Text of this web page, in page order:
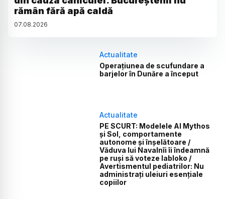
rămân fără apă caldă
07.08.2026
Actualitate
Operațiunea de scufundare a
barjelor în Dunăre a început
Actualitate
PE SCURT: Modelele AI Mythos
și Sol, comportamente
autonome și înșelătoare /
Văduva lui Navalnîi îi îndeamnă
pe ruși să voteze Iabloko /
Avertismentul pediatrilor: Nu
administrați uleiuri esențiale
copiilor